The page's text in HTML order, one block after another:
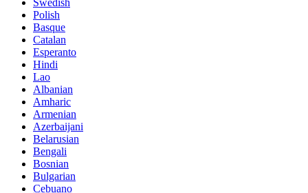
Swedish
Polish
Basque
Catalan
Esperanto
Hindi
Lao
Albanian
Amharic
Armenian
Azerbaijani
Belarusian
Bengali
Bosnian
Bulgarian
Cebuano